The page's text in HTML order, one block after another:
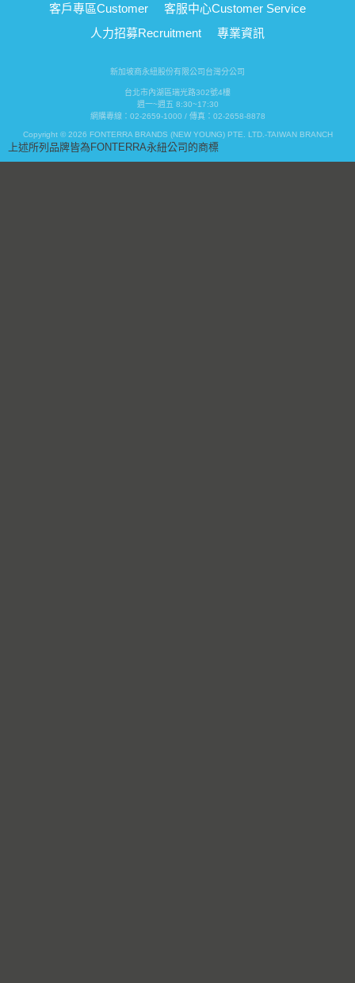
客戶專區Customer 客服中心Customer Service
人力招募Recruitment 專業資訊
新加坡商永紐股份有限公司台灣分公司
台北市內湖區瑞光路302號4樓
週一~週五 8:30~17:30
網購專線：02-2659-1000 / 傳真：02-2658-8878
Copyright © 2026 FONTERRA BRANDS (NEW YOUNG) PTE. LTD.-TAIWAN BRANCH
上述所列品牌皆為FONTERRA永紐公司的商標